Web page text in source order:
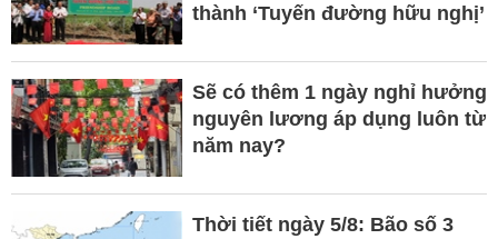
thành ‘Tuyến đường hữu nghị’
Sẽ có thêm 1 ngày nghỉ hưởng
nguyên lương áp dụng luôn từ
năm nay?
Thời tiết ngày 5/8: Bão số 3